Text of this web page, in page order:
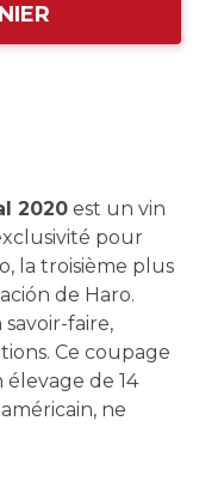
2020 est un vin
pour
la troisième plus
de Haro.
faire,
Ce coupage
élevage de 14
ne